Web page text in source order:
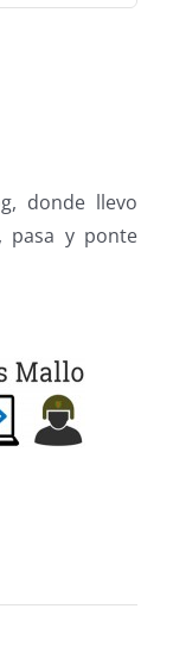
donde llevo
pasa y ponte